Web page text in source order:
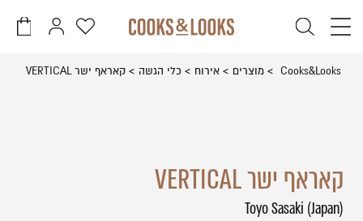
פתיחת
עגלה
פתיחת
משתמשמועדפים
סגור
Cooks&Looks מוצרים אירוח כלי הגשה קאראף ישר VERTICAL
קאראף ישר VERTICAL
Toyo Sasaki (Japan)